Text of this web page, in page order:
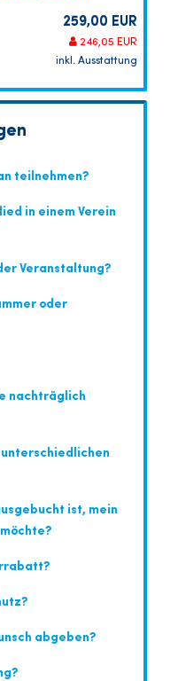
259,00 EUR
246,05 EUR
inkl. Ausstattung
teilnehmen?
in einem Verein
Veranstaltung?
oder
nachträglich
unterschiedlichen
ist, mein
abgeben?